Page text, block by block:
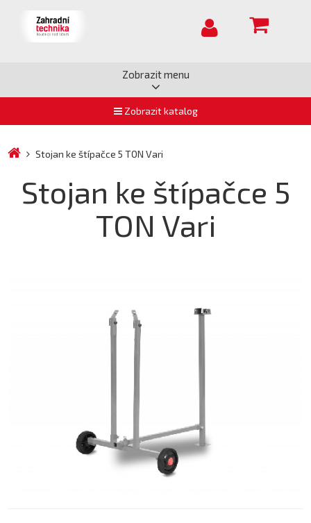
Zobrazit menu
Zobrazit katalog
Stojan ke štípačce 5 TON Vari
Stojan ke štípačce 5
TON Vari